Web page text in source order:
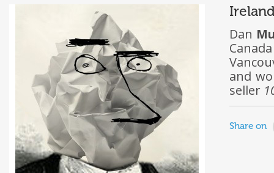
Dan
and
seller
Share on